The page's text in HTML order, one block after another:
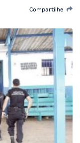
Compartilhe